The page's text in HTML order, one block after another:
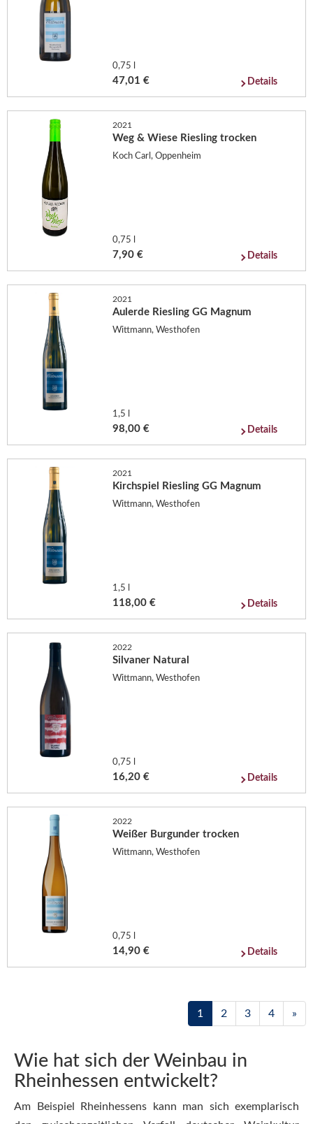
0,75 l
47,01 € Details
2021
Weg & Wiese Riesling trocken
Koch Carl, Oppenheim
0,75 l
7,90 € Details
2021
Aulerde Riesling GG Magnum
Wittmann, Westhofen
1,5 l
98,00 € Details
2021
Kirchspiel Riesling GG Magnum
Wittmann, Westhofen
1,5 l
118,00 € Details
2022
Silvaner Natural
Wittmann, Westhofen
0,75 l
16,20 € Details
2022
Weißer Burgunder trocken
Wittmann, Westhofen
0,75 l
14,90 € Details
1 2 3 4 »
Wie hat sich der Weinbau in
Rheinhessen entwickelt?
Am Beispiel Rheinhessens kann man sich exemplarisch